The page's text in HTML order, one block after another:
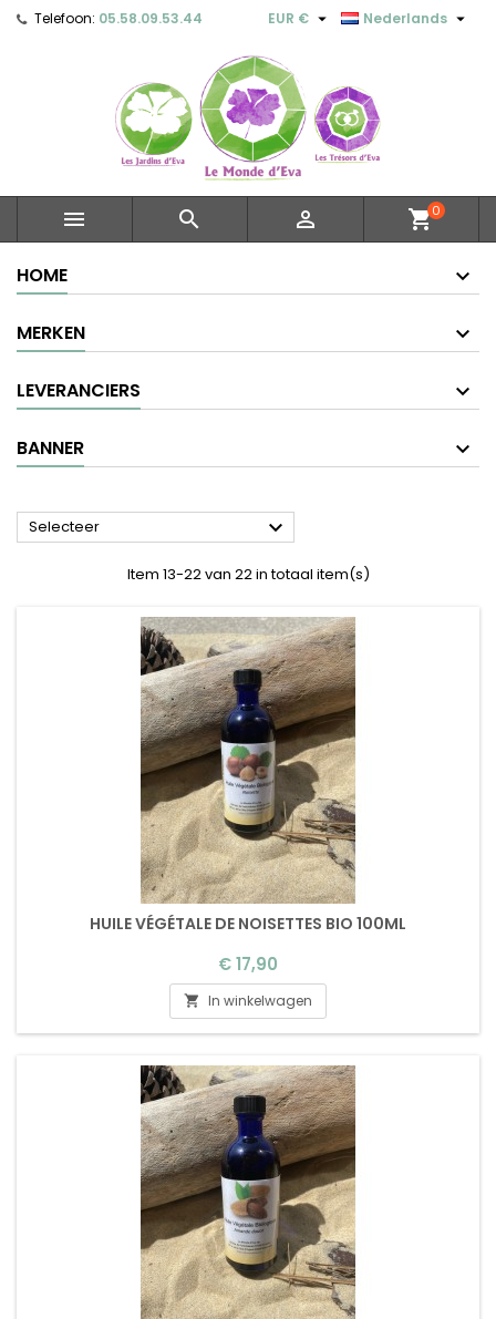
Telefoon: 05.58.09.53.44 Nederlands 
EUR € 
   shopping_cart0
HOME
MERKEN
LEVERANCIERS
BANNER
Selecteer 
Item 13-22 van 22 in totaal item(s)
HUILE VÉGÉTALE DE NOISETTES BIO 100ML
Prijs
€ 17,90
 In winkelwagen